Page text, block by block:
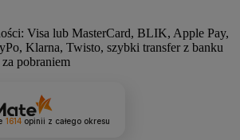
1614opinii z całego okresu